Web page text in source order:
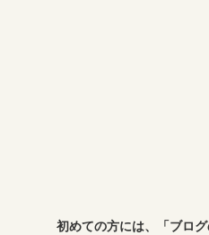
初めての方には、「ブロ